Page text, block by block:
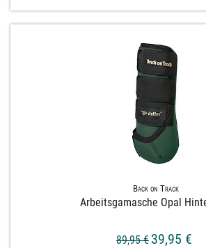
Back on Track
Arbeitsgamasche Opal
89,95 € 39,95 €